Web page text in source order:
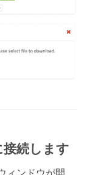
続します